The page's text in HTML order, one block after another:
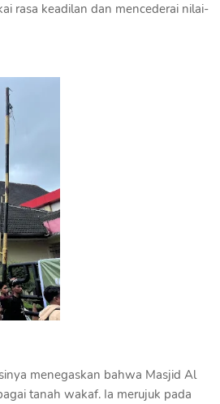
rasa keadilan dan mencederai nilai-
menegaskan bahwa Masjid Al
tanah wakaf. Ia merujuk pada